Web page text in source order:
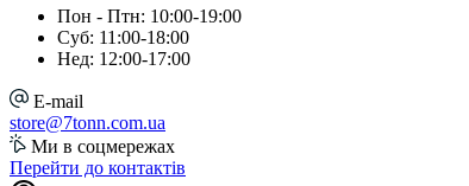
Пон - Птн: 10:00-19:00
Суб: 11:00-18:00
Нед: 12:00-17:00
E-mail
store@7tonn.com.ua
Ми в соцмережах
Перейти до контактів